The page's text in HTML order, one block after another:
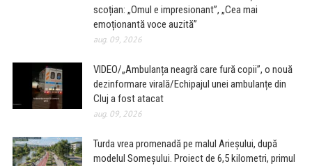
scoțian: „Omul e impresionant”, „Cea mai
emoționantă voce auzită”
aug. 09, 2026
VIDEO/„Ambulanța neagră care fură copii”, o nouă
dezinformare virală/Echipajul unei ambulanțe din
Cluj a fost atacat
aug. 09, 2026
Turda vrea promenadă pe malul Arieșului, după
modelul Someșului. Proiect de 6,5 kilometri, primul